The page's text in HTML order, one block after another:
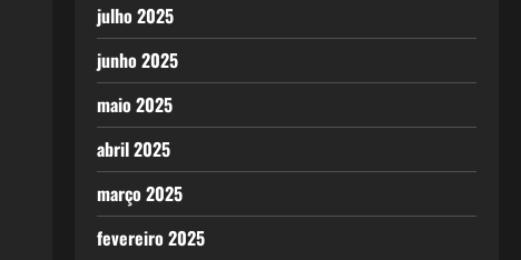
julho 2025
junho 2025
maio 2025
abril 2025
março 2025
fevereiro 2025